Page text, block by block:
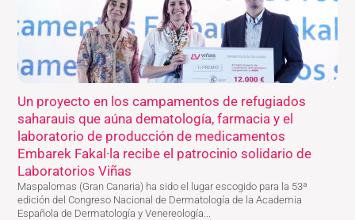
Un proyecto en los campamentos de refugiados
saharauis que aúna dematología, farmacia y el
laboratorio de producción de medicamentos
Embarek Fakal·la recibe el patrocinio solidario de
Laboratorios Viñas
Maspalomas (Gran Canaria) ha sido el lugar escogido para la 53ª
edición del Congreso Nacional de Dermatología de la Academia
Española de Dermatología y Venereología...